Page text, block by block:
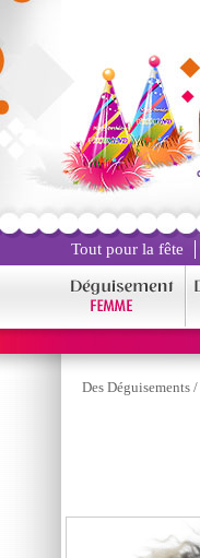
Tout pour la fête
Des Déguisements /